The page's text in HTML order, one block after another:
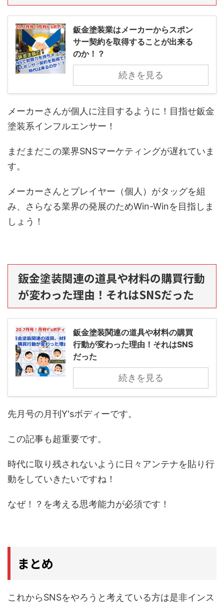
鈑金塗装業はメーカーからスポン
サー契約を取得することが出来る
のか！？
続きを見る
メーカーさんが個人に注目するように！目指せ鈑金
塗装系インフルエンサー！
まだまだこの業界SNSマーケティングが遅れていま
す。
メーカーさんとプレイヤー（個人）がタッグを組
み、さらなる業界の発展のためWin-Winを目指しま
しょう！
鈑金塗装関連の道具や材料の購買行動
が変わった理由！それはSNSだった
鈑金塗装関連の道具や材料の購買
行動が変わった理由！それはSNS
だった
続きを見る
先月号の月刊Y'sボディーです。
この記事も超重要です。
時代に取り残されないように日々アンテナを貼り行
動をしていきたいですね！
なぜ！？を考える思考能力が必須です！
まとめ
これからSNSをやろうと考えている方は是非インス